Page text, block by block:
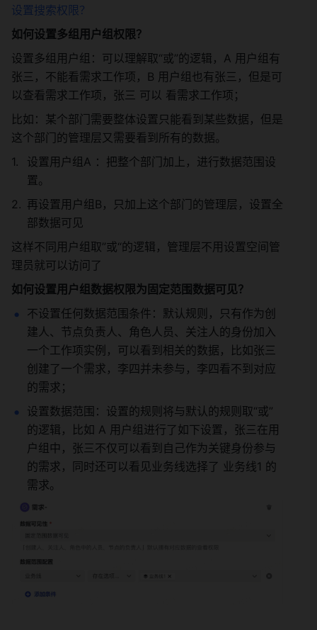
设置搜索权限？
如何设置多组用户组权限？
设置多组用户组：可以理解取“或”的逻辑，A 用户组有
张三，不能看需求工作项，B 用户组也有张三，但是可
以查看需求工作项，张三 可以 看需求工作项；
比如：某个部门需要整体设置只能看到某些数据，但是
这个部门的管理层又需要看到所有的数据。
设置用户组A ：把整个部门加上，进行数据范围设
置。
再设置用户组B，只加上这个部门的管理层，设置全
部数据可见
这样不同用户组取”或“的逻辑，管理层不用设置空间管
理员就可以访问了
如何设置用户组数据权限为固定范围数据可见？
不设置任何数据范围条件：默认规则，只有作为创
建人、节点负责人、角色人员、关注人的身份加入
一个工作项实例，可以看到相关的数据，比如张三
创建了一个需求，李四并未参与，李四看不到对应
的需求；
设置数据范围：设置的规则将与默认的规则取“或”
的逻辑，比如 A 用户组进行了如下设置，张三在用
户组中，张三不仅可以看到自己作为关键身份参与
的需求，同时还可以看见业务线选择了 业务线1 的
需求。